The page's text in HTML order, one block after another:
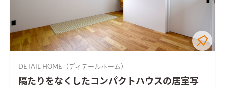
DETAIL HOME（ディテールホーム）
隔たりをなくしたコンパクトハウスの居室写